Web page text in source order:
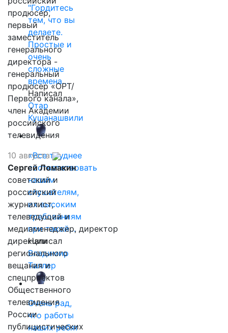
"Гордитесь
тем, что вы
делаете.
Простые и
очень
сложные
времена…
Написал
Отар
Кушанашвили
«Все труднее
соответствовать
нашим
слушателям,
их высоким
требованиям
при такой…
Написал
Владимир
Таллер
Очень рад,
что работы
наших ребят
продюсер,
первый
заместитель
генерального
директора -
генеральный
продюсер «ОРТ/
Первого канала»,
член Академии
российского
телевидения
10 августа
Сергей Ломакин
советский и
российский
журналист,
телеведущий и
медиаменеджер, директор
дирекции
регионального
вещания и
спецпроектов
Общественного
телевидения
России
публицистических